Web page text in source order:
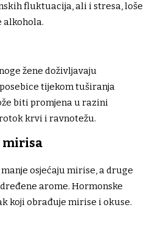
fluktuacija, ali i stresa, loše
alkohola.
žene doživljavaju
tijekom tuširanja
biti promjena u razini
krvi i ravnotežu.
mirisa
osjećaju mirise, a druge
arome. Hormonske
koji obrađuje mirise i okuse.